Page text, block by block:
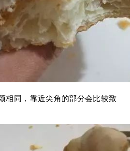
相同，靠近尖角的部分会比较致